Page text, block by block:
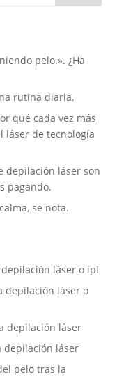
pelo.». ¿Ha
rutina diaria.
qué cada vez más
láser de tecnología
depilación láser son
pagando.
se nota.
láser o ipl
depilación láser o
depilación láser
depilación láser
pelo tras la